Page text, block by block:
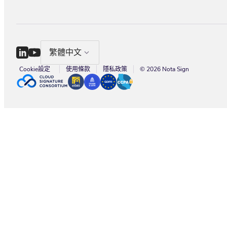
繁體中文
Cookie設定 使用條款 隱私政策 © 2026 Nota Sign